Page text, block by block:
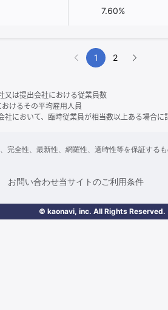
7.60%
1 2
又は提出会社における従業員数
けるその平均雇用人員
において、臨時従業員が相当数以上ある場合に
完全性、最新性、網羅性、適時性等を保証する
お問い合わせ当サイトのご利用条件
© kaonavi, inc. All Rights Reserved.